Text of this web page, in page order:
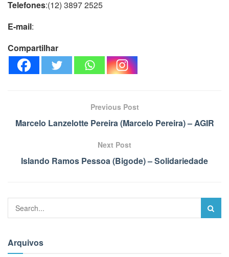
Telefones:(12) 3897 2525
E-mail:
Compartilhar
Previous Post
Marcelo Lanzelotte Pereira (Marcelo Pereira) – AGIR
Next Post
Islando Ramos Pessoa (Bigode) – Solidariedade
Arquivos